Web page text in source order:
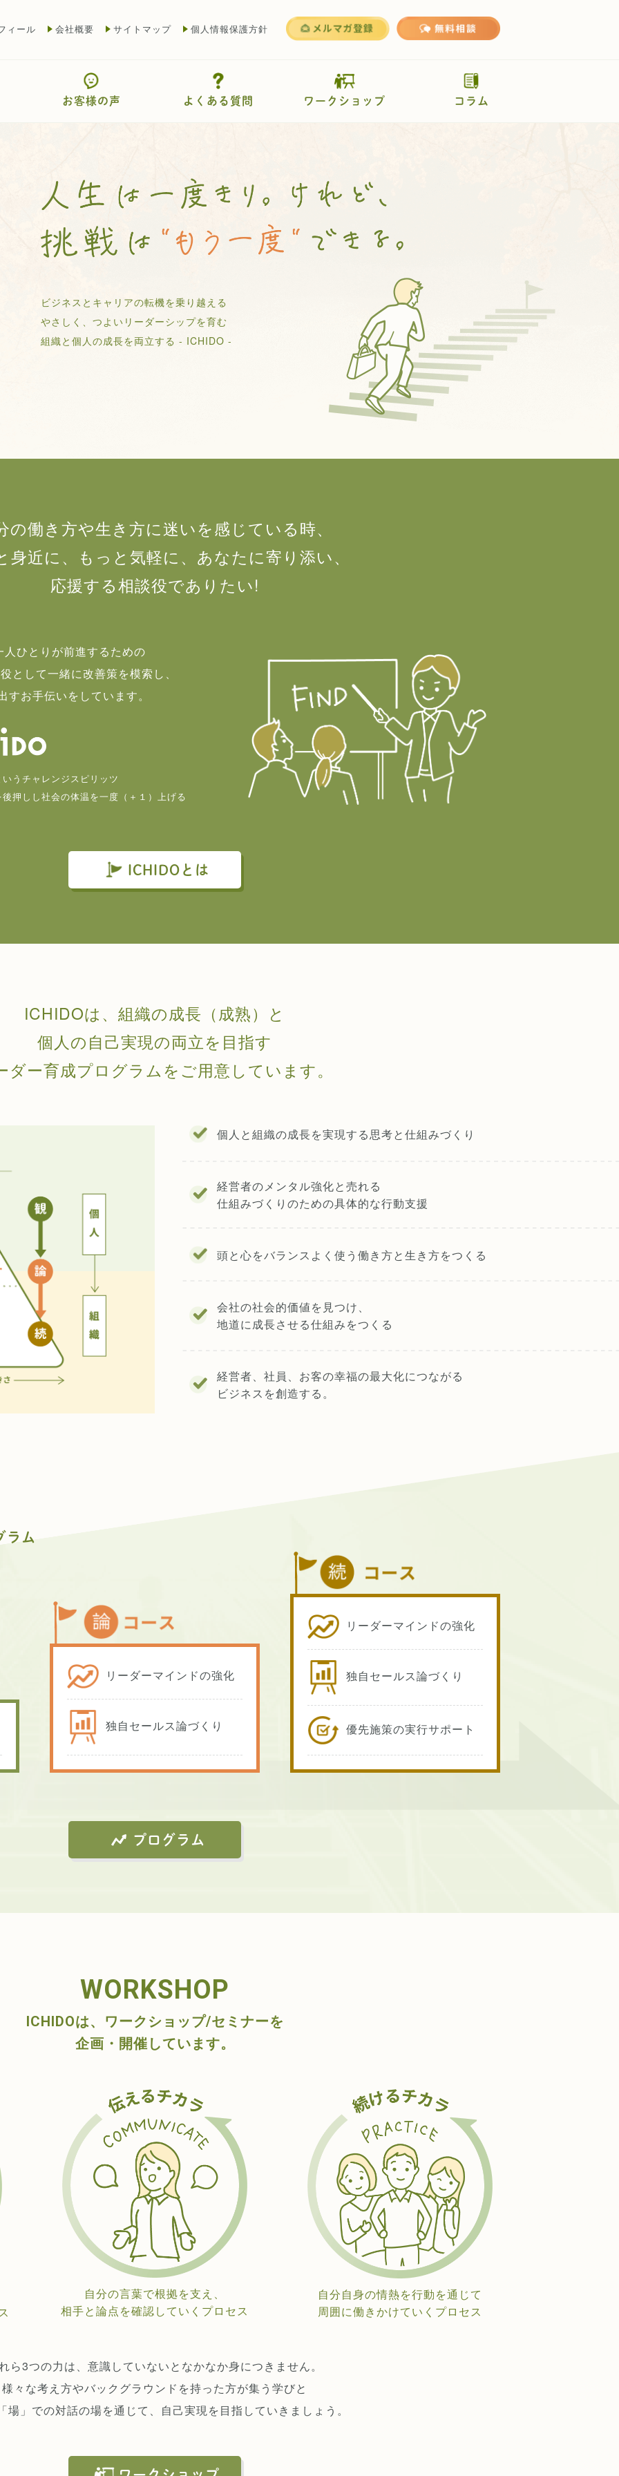
ィール 会社概要 サイトマップ 個人情報保護方針
お客様の声 よくある質問 ワークショップ コラム
ビジネスとキャリアの転機を乗り越える
やさしく、つよいリーダーシップを育む
組織と個人の成長を両立する - ICHIDO -
の働き方や生き方に迷いを感じている時、
身近に、もっと気軽に、あなたに寄り添い、
応援する相談役でありたい!
ひとりが前進するための
として一緒に改善策を模索し、
お手伝いをしています。
うチャレンジスピリッツ
押しし社会の体温を一度（＋１）上げる
ICHIDOとは
ICHIDOは、組織の成長（成熟）と
個人の自己実現の両立を目指す
ダー育成プログラムをご用意しています。
個人と組織の成長を実現する思考と仕組みづくり
経営者のメンタル強化と売れる
仕組みづくりのための具体的な行動支援
頭と心をバランスよく使う 働き方と生き方をつくる
会社の社会的価値を見つけ、
地道に成長させる仕組みをつくる
経営者、社員、お客の幸福の最大化につながる
ビジネスを創造する。
ラム
リーダーマインドの強化
独自セールス論づくり
リーダーマインドの強化
独自セールス論づくり
優先施策の実行サポート
プログラム
WORKSHOP
ICHIDOは、ワークショップ/セミナーを
企画・開催しています。
自分の言葉で根拠を支え、
相手と論点を確認していくプロセス
自分自身の情熱を行動を通じて
周囲に働きかけていくプロセス
ら3つの力は、意識していないとなかなか身につきません。
様々な考え方やバックグラウンドを持った方が集う学びと
場」での対話の場を通じて、自己実現を目指していきましょう。